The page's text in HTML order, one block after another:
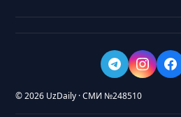
© 2026 UzDaily · СМИ №248510